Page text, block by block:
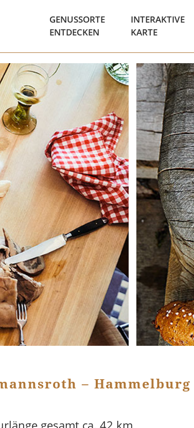
GENUSSORTE
ENTDECKEN
INTERAKTIVE
KARTE
–
gesamt ca. 42 km